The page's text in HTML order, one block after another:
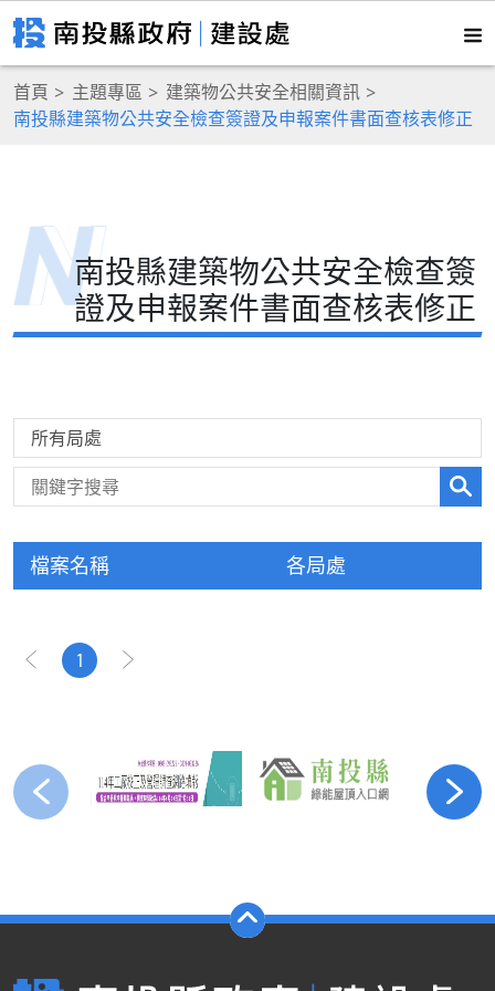
首頁 主題專區
建築物公共安全相關資訊
南投縣建築物公共安全檢查簽證及申報案件書面查核表修正
南投縣建築物公共安全檢查簽
證及申報案件書面查核表修正
檔案名稱 各局處
1